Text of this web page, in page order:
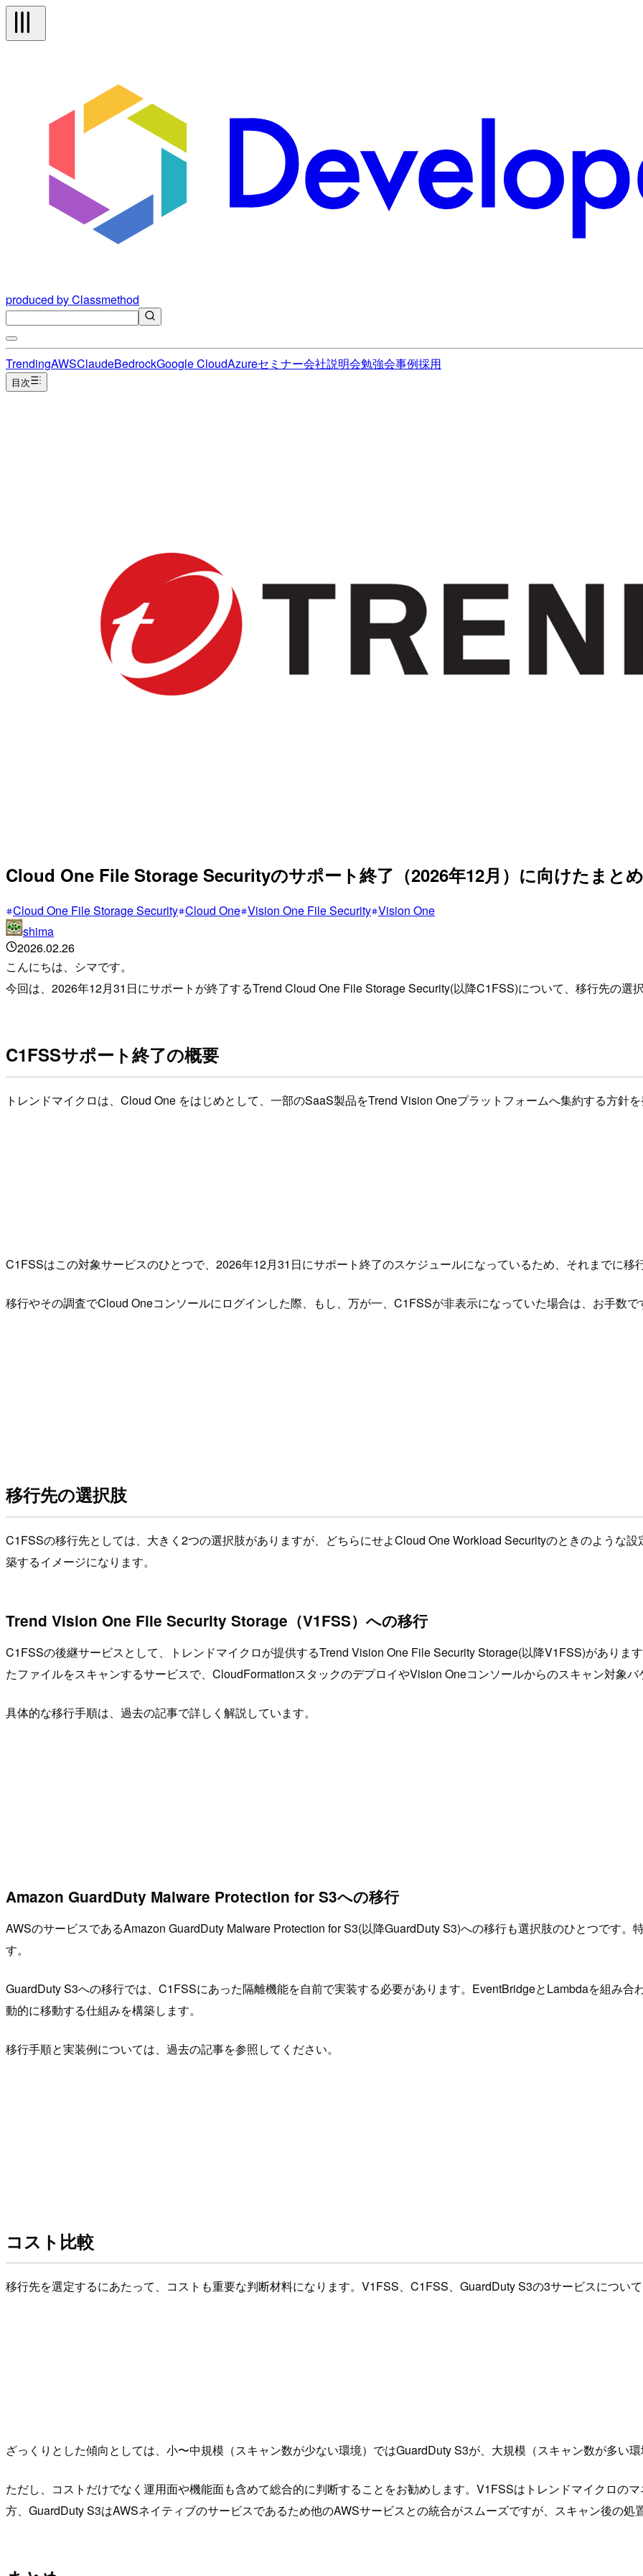
produced by Classmethod
TrendingAWSClaudeBedrockGoogle CloudAzureセミナー会社説明会勉強会事例採用
目次
Cloud One File Storage Securityのサポート終了（2026年12月）に向けたまとめ
Cloud One File Storage Security Cloud One Vision One File Security Vision One
shima
2026.02.26
こんにちは、シマです。
今回は、2026年12月31日にサポートが終了するTrend Cloud One File Storage Security(以降C1FSS)について、移行先の選
C1FSSサポート終了の概要
トレンドマイクロは、Cloud One をはじめとして、一部のSaaS製品をTrend Vision Oneプラットフォームへ集約する方針
C1FSSはこの対象サービスのひとつで、2026年12月31日にサポート終了のスケジュールになっているため、それまでに移
移行やその調査でCloud Oneコンソールにログインした際、もし、万が一、C1FSSが非表示になっていた場合は、お手数
移行先の選択肢
C1FSSの移行先としては、大きく2つの選択肢がありますが、どちらにせよCloud One Workload Securityのときのような
築するイメージになります。
Trend Vision One File Security Storage（V1FSS）への移行
C1FSSの後継サービスとして、トレンドマイクロが提供するTrend Vision One File Security Storage(以降V1FSS)があり
たファイルをスキャンするサービスで、CloudFormationスタックのデプロイやVision Oneコンソールからのスキャン対象
具体的な移行手順は、過去の記事で詳しく解説しています。
Amazon GuardDuty Malware Protection for S3への移行
AWSのサービスであるAmazon GuardDuty Malware Protection for S3(以降GuardDuty S3)への移行も選択肢のひとつです
す。
GuardDuty S3への移行では、C1FSSにあった隔離機能を自前で実装する必要があります。EventBridgeとLambdaを組み
動的に移動する仕組みを構築します。
移行手順と実装例については、過去の記事を参照してください。
コスト比較
移行先を選定するにあたって、コストも重要な判断材料になります。V1FSS、C1FSS、GuardDuty S3の3サービスについ
ざっくりとした傾向としては、小〜中規模（スキャン数が少ない環境）ではGuardDuty S3が、大規模（スキャン数が多い
ただし、コストだけでなく運用面や機能面も含めて総合的に判断することをお勧めします。V1FSSはトレンドマイクロの
方、GuardDuty S3はAWSネイティブのサービスであるため他のAWSサービスとの統合がスムーズですが、スキャン後の